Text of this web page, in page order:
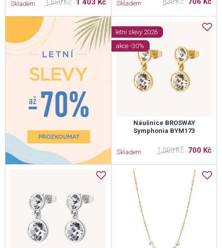
Skladem 1 650 Kč 1 403 Kč Skladem 830 Kč
Náušnice BROSWAY
Symphonia BYM173
letní slevy 2026
akce -30%
Skladem 1 000 Kč 700 Kč